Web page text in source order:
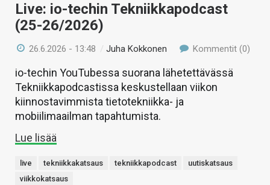
Live: io-techin Tekniikkapodcast
(25-26/2026)
26.6.2026 - 13:48 /Juha Kokkonen Kommentit (0)
io-techin YouTubessa suorana lähetettävässä
Tekniikkapodcastissa keskustellaan viikon
kiinnostavimmista tietotekniikka- ja
mobiilimaailman tapahtumista.
Lue lisää
live tekniikkakatsaus tekniikkapodcast
uutiskatsaus
viikkokatsaus